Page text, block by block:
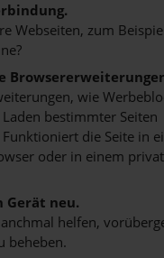
Webseiten, zum
wie
bestimmter Seiten
die Seite in
oder in einem
Gerät neu.
helfen,
beheben.